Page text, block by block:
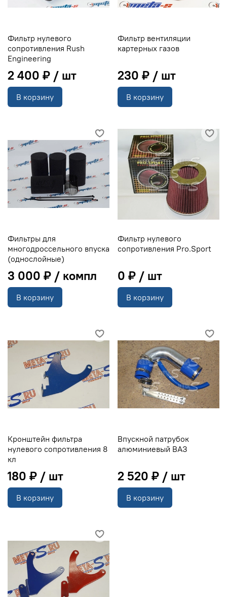
Фильтр нулевого
сопротивления Rush
Engineering
2 400 ₽
В корзину
Фильтр вентиляции
картерных газов
230 ₽
В корзину
Фильтры для
многодроссельного впуска
(однослойные)
3 000 ₽
В корзину
Фильтр нулевого
сопротивления Pro.Sport
0 ₽
В корзину
Кронштейн фильтра
нулевого сопротивления 8
кл
180 ₽
В корзину
Впускной патрубок
алюминиевый ВАЗ
2 520 ₽
В корзину